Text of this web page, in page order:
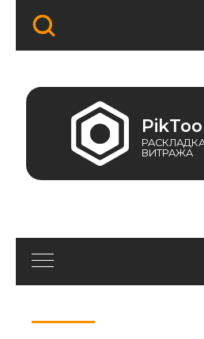
РАСКЛАДКА ПАНЕЛЕЙ
ВИТРАЖА